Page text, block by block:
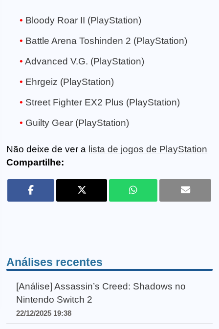
Bloody Roar II (PlayStation)
Battle Arena Toshinden 2 (PlayStation)
Advanced V.G. (PlayStation)
Ehrgeiz (PlayStation)
Street Fighter EX2 Plus (PlayStation)
Guilty Gear (PlayStation)
Não deixe de ver a lista de jogos de PlayStation
Compartilhe:
Análises recentes
[Análise] Assassin’s Creed: Shadows no
Nintendo Switch 2
22/12/2025 19:38